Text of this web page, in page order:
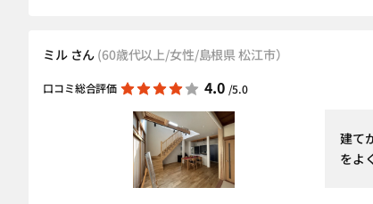
ミル さん (60歳代以上/女性/島根県 松江市）
口コミ総合評価 4.0 /5.0
建て
をよ